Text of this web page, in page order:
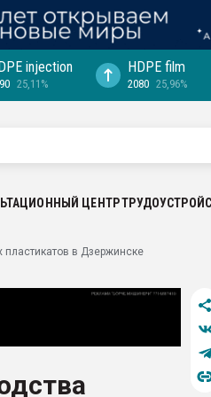
injection
25,11%
HDPE film
2080 25,96%
ЦЕНТР
в Дзержинске